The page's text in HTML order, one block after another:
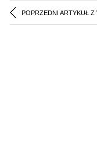
POPRZEDNI ARTYKUŁ Z